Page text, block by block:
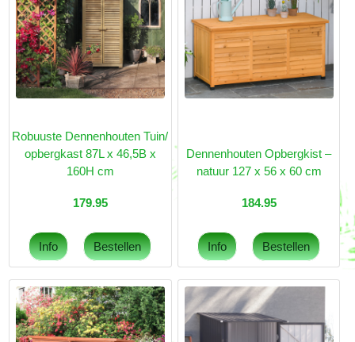
Robuuste Dennenhouten Tuin/
opbergkast 87L x 46,5B x
160H cm
179.95
Dennenhouten Opbergkist –
natuur 127 x 56 x 60 cm
184.95